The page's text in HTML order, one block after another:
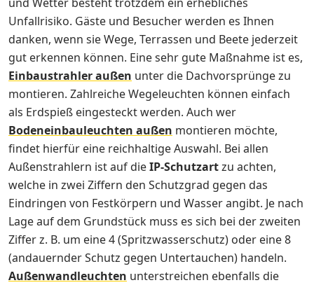
Unfallrisiko. Gäste und Besucher werden es Ihnen
danken, wenn sie Wege, Terrassen und Beete jederzeit
gut erkennen können. Eine sehr gute Maßnahme ist es,
Einbaustrahler außen unter die Dachvorsprünge zu
montieren. Zahlreiche Wegeleuchten können einfach
als Erdspieß eingesteckt werden. Auch wer
Bodeneinbauleuchten außen montieren möchte,
findet hierfür eine reichhaltige Auswahl. Bei allen
Außenstrahlern ist auf dieIP-Schutzartzu achten,
welche in zwei Ziffern den Schutzgrad gegen das
Eindringen von Festkörpern und Wasser angibt. Je nach
Lage auf dem Grundstück muss es sich bei der zweiten
Ziffer z. B. um eine 4 (Spritzwasserschutz) oder eine 8
(andauernder Schutz gegen Untertauchen) handeln.
Außenwandleuchten unterstreichen ebenfalls die